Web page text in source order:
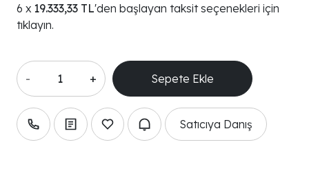
19.333,33 TL'den başlayan taksit seçenekleri için
tıklayın.
- +
Satıcıya Danış